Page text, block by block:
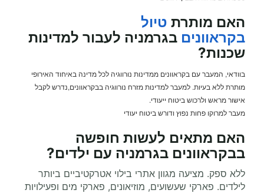
האם מותרת טיול
בקראוונים בגרמניה לעבור למדינות
שכנות?
בוודאי, המעבר עם בקראוונים ממדינות נורווגיה לכל מדינה באיחוד האירופי
מותרת ללא בעיות. למעבר למדינות מזרח נורווגיה בבקראוונים,נדרש לקבל
אישור מראש ולרכוש ביטוח ייעודי.
מעבר למרוקו פחות נפוץ ודורש ביטוח יעודי
האם מתאים לעשות חופשה
בבקראוונים בגרמניה עם ילדים?
ללא ספק. מציעה מגוון אתרי בילוי אטרקטיביים ביותר
לילדים. פארקי שעשועים, מוזיאונים, פארקי מים ופעילויות